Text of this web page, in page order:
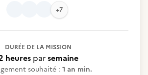
+7
DURÉE DE LA MISSION
heuresparsemaine
souhaité : 1 an min.